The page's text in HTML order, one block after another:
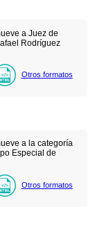
a Juez de
Rodríguez
Otros formatos
a la categoría
Especial de
Otros formatos